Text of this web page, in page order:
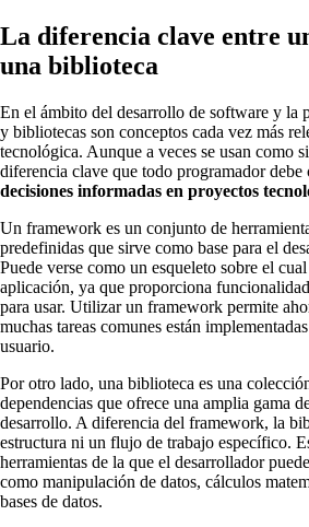
La diferencia clave entre
una biblioteca
En el ámbito del desarrollo de software y la
y bibliotecas son conceptos cada vez más
tecnológica. Aunque a veces se usan como
diferencia clave que todo programador debe
decisiones informadas en proyectos
Un framework es un conjunto de
predefinidas que sirve como base para el
Puede verse como un esqueleto sobre el
aplicación, ya que proporciona
para usar. Utilizar un framework permite
muchas tareas comunes están
usuario.
Por otro lado, una biblioteca es una
dependencias que ofrece una amplia gama
desarrollo. A diferencia del framework, la
estructura ni un flujo de trabajo específico.
herramientas de la que el desarrollador
como manipulación de datos, cálculos
bases de datos.